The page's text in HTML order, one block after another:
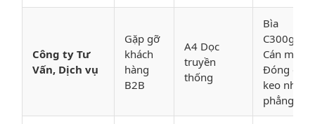
Công ty Tư
Vấn, Dịch vụ
Gặp gỡ
khách
hàng
B2B
A4 Dọc
truyền
thống
Bìa
C300gsm
Cán mờ,
Đóng gáy
keo nhiệt
phẳng